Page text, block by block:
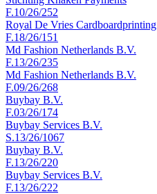
F.10/26/252
Royal De Vries Cardboardprinting
F.18/26/151
Md Fashion Netherlands B.V.
F.13/26/235
Md Fashion Netherlands B.V.
F.09/26/268
Buybay B.V.
F.03/26/174
Buybay Services B.V.
S.13/26/1067
Buybay B.V.
F.13/26/220
Buybay Services B.V.
F.13/26/222